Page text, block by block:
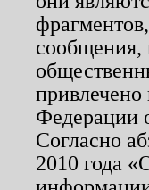
сообщения,
привлечено
Федерации
Согласно
2010 года